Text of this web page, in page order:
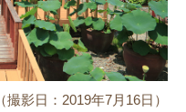
（撮影日：2019年7月16日）